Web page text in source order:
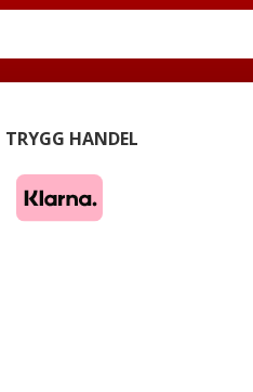
TRYGG HANDEL